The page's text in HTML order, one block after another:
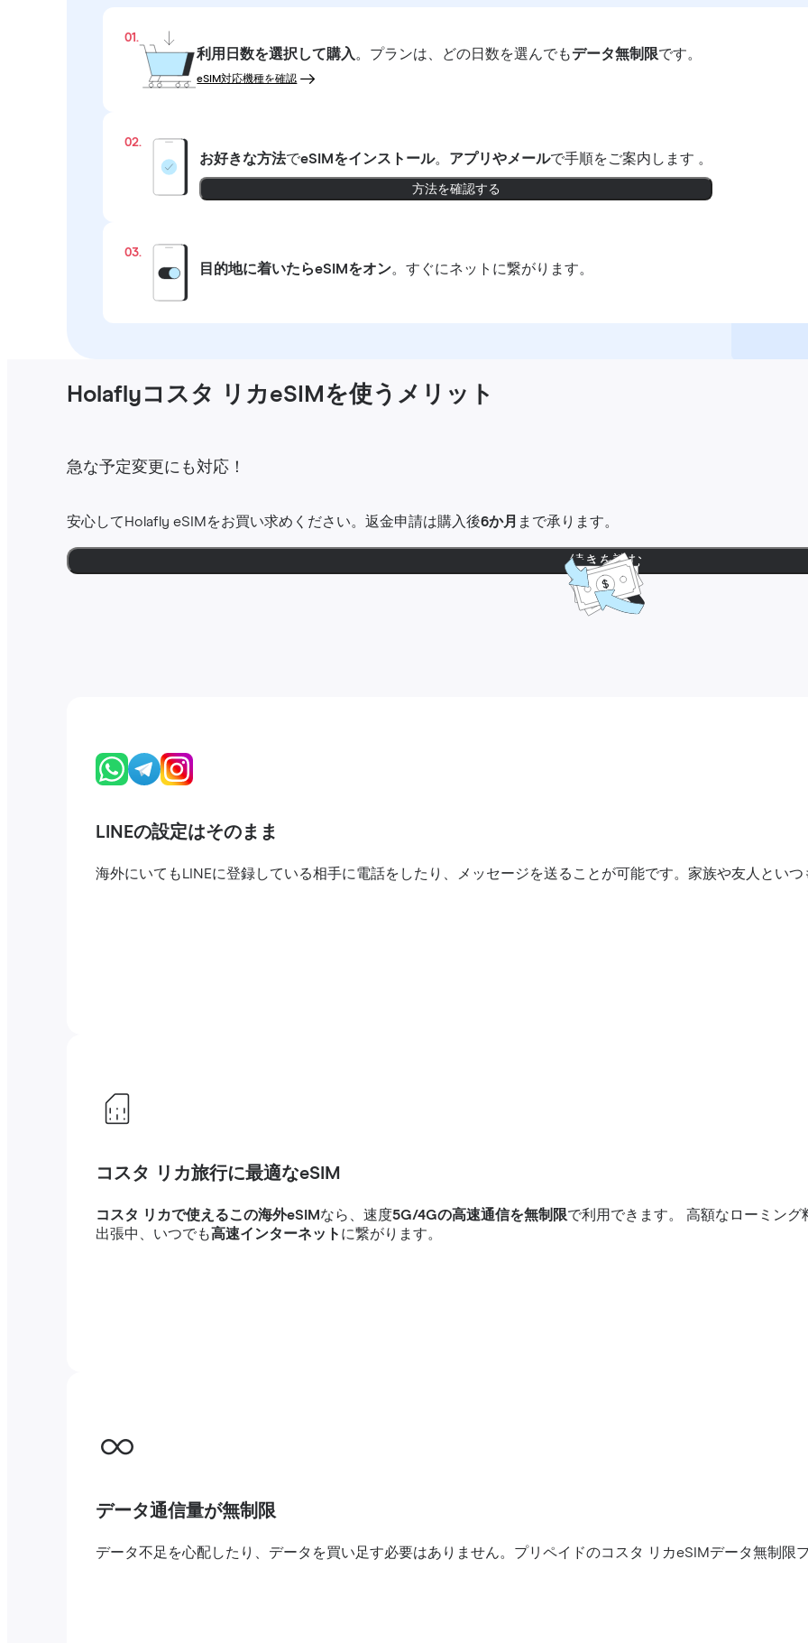
01.
利用日数を選択して購入 。プランは、どの日数を選んでもデータ無制限です。
eSIM対応機種を確認
02.
お好きな方法でeSIMをインストール。 アプリやメールで手順をご案内します 。
方法を確認する
03.
目的地に着いたらeSIMをオン。すぐにネットに繋がります。
Holaflyコスタ リカeSIMを使うメリット
急な予定変更にも対応！
安心してHolafly eSIMをお買い求めください。返金申請は購入後6か月 まで承ります。
続きを読む
LINEの設定はそのまま
海外にいてもLINEに登録している相手に電話をしたり、メッセージを送ることが可能です。家族や友人といつ
コスタ リカ旅行に最適なeSIM
コスタ リカで使えるこの海外eSIM なら、速度5G/4Gの高速通信を無制限で利用できます。 高額なローミング
出張中、いつでも高速インターネット に繋がります。
データ通信量が無制限
データ不足を心配したり、データを買い足す必要はありません。プリペイドのコスタ リカeSIMデータ無制限